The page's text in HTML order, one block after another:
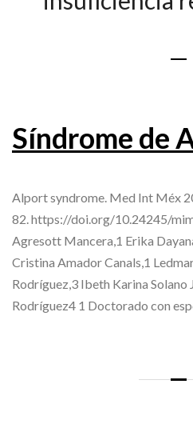
Síndrome de
Alport syndrome. Med Int Méx
82. https://doi.org/10.24245/
Agresott Mancera,1 Erika
Cristina Amador Canals,1
Rodríguez,3 Ibeth Karina Solano
Rodríguez4 1 Doctorado con